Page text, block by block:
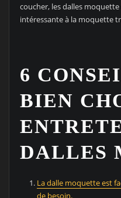
coucher, les dalles
intéressante à la moquette
6
BIEN
DALLES
La dalle moquette est
de besoin.